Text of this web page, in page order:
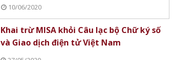
10/06/2020
Khai trừ MISA khỏi Câu lạc bộ Chữ ký số
và Giao dịch điện tử Việt Nam